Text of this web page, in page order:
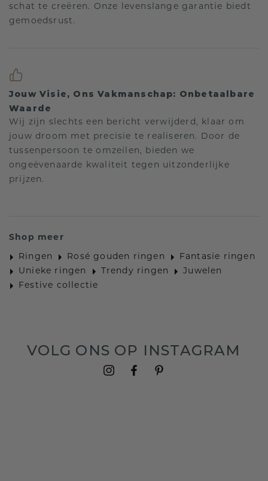
schat te creëren. Onze levenslange garantie biedt
gemoedsrust.
Jouw Visie, Ons Vakmanschap: Onbetaalbare
Waarde
Wij zijn slechts een bericht verwijderd, klaar om
jouw droom met precisie te realiseren. Door de
tussenpersoon te omzeilen, bieden we
ongeëvenaarde kwaliteit tegen uitzonderlijke
prijzen.
Shop meer
Ringen Rosé gouden ringen
Fantasie ringen
Unieke ringen
Trendy ringen
Juwelen
Festive collectie
VOLG ONS OP INSTAGRAM